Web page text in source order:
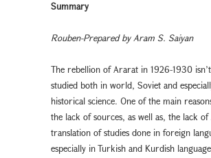
Summary
Rouben-Prepared by Aram S. Saiyan
The rebellion of Ararat in 1926-1930
studied both in world, Soviet and
historical science. One of the main
the lack of sources, as well as, the lack
translation of studies done in foreign
especially in Turkish and Kurdish